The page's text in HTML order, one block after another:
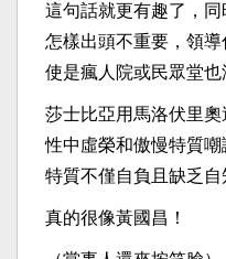
這句話就更有趣了，同
怎樣出頭不重要，領
使是瘋人院或民眾堂也
莎士比亞用馬洛伏里
性中虛榮和傲慢特質
特質不僅自負且缺乏自
真的很像黃國昌！